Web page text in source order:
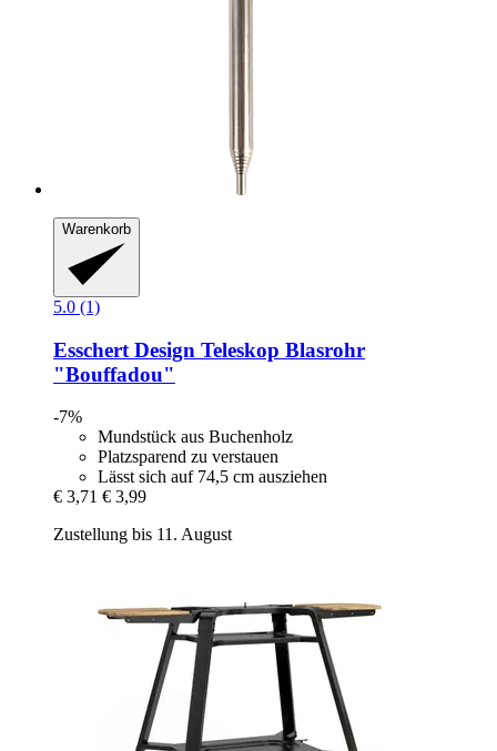
Warenkorb
5.0 (1)
Esschert Design Teleskop Blasrohr
"Bouffadou"
-7%
Mundstück aus Buchenholz
Platzsparend zu verstauen
Lässt sich auf 74,5 cm ausziehen
€ 3,71 € 3,99
Zustellung bis 11. August